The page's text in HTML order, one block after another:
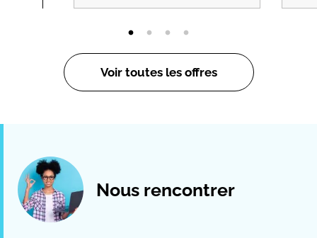
Voir toutes les offres
Nous rencontrer